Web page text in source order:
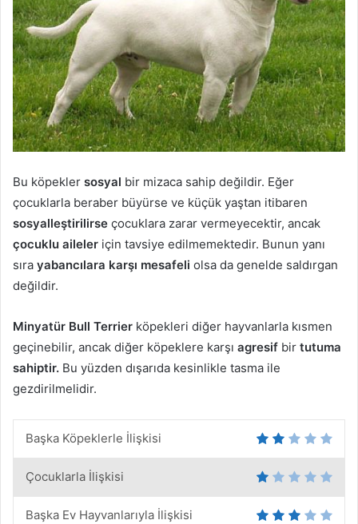
Bu köpekler sosyal bir mizaca sahip değildir. Eğer
çocuklarla beraber büyürse ve küçük yaştan itibaren
sosyalleştirilirse çocuklara zarar vermeyecektir, ancak
çocuklu aileler için tavsiye edilmemektedir. Bunun yanı
sıra yabancılara karşı mesafeli olsa da genelde saldırgan
değildir.
Minyatür Bull Terrier köpekleri diğer hayvanlarla kısmen
geçinebilir, ancak diğer köpeklere karşı agresif bir tutuma
sahiptir. Bu yüzden dışarıda kesinlikle tasma ile
gezdirilmelidir.
Başka Köpeklerle İlişkisi
Çocuklarla İlişkisi
Başka Ev Hayvanlarıyla İlişkisi